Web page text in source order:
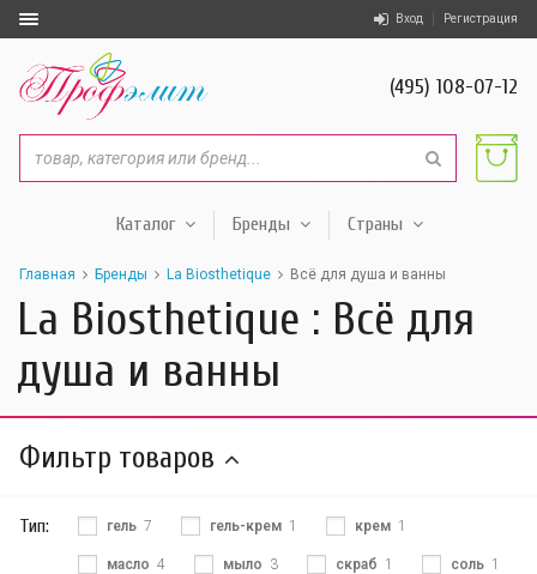
Вход Регистрация
(495) 108-07-12
Каталог Бренды Страны
Главная Бренды La Biosthetique Всё для душа и ванны
La Biosthetique : Всё для
душа и ванны
Фильтр товаров
Тип: гель 7 гель-крем 1 крем 1
масло 4 мыло 3 скраб 1 соль 1